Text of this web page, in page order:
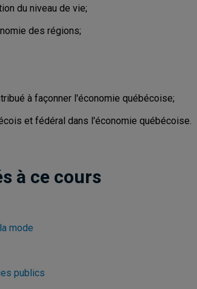
du niveau de vie;
des régions;
à façonner l'économie québécoise;
et fédéral dans l'économie québécoise.
à ce cours
mode
publics